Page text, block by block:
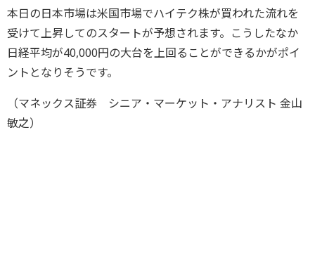
本日の日本市場は米国市場でハイテク株が買われた流れを
受けて上昇してのスタートが予想されます。こうしたなか
日経平均が40,000円の大台を上回ることができるかがポイ
ントとなりそうです。
（マネックス証券 シニア・マーケット・アナリスト 金山
敏之）